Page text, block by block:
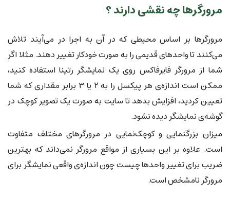
مرورگرها چه نقشی دارند ؟
مرورگرها بر اساس محیطی که در آن به اجرا در می‌آیند تلاش
می‌کنند تا واحدهای قدیمی را به صورت خودکار تغییر دهند. مثلا اگر
شما از مرورگر فایرفاکس روی یک نمایشگر رتینا استفاده کنید،
ممکن است اندازه‌ی هر پیکسل را به ۲ یا ۳ برابر مقداری که شما
تعیین کردید، افزایش بدهد تا سایت به صورت یک تصویر کوچک در
گوشه‌ی نمایشگر دیده نشود.
میزان بزرگنمایی و کوچک‌نمایی در مرورگرهای مختلف متفاوت
است. علاوه بر این بسیاری از مواقع مرورگر نمی‌داند که بهترین
ضریب برای تغییر واحدها چیست چون اندازه‌ی واقعی نمایشگر برای
مرورگر نامشخص است.